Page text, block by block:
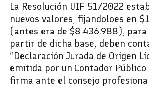
La Resolución UIF 51/2022
nuevos valores, fijandoloes en
(antes era de $8.436.988), para
partir de dicha base, deben
“Declaración Jurada de Origen
emitida por un Contador
firma ante el consejo